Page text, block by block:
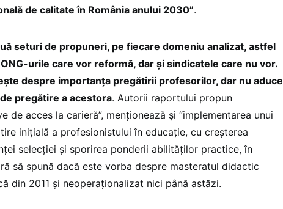
de calitate în România anului 2030”.
seturi de propuneri, pe fiecare domeniu analizat, astfel
urile care vor reformă, dar și sindicatele care nu vor.
despre importanța pregătirii profesorilor, dar nu aduce
pregătire a acestora. Autorii raportului propun
de acces la carieră”, menționează și “implementarea unui
inițială a profesionistului în educație, cu creșterea
selecției și sporirea ponderii abilităților practice, în
să spună dacă este vorba despre masteratul didactic
din 2011 și neoperaționalizat nici până astăzi.